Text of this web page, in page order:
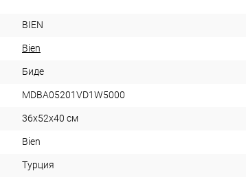
BIEN
Bien
Биде
MDBA05201VD1W5000
36x52x40 см
Bien
Турция